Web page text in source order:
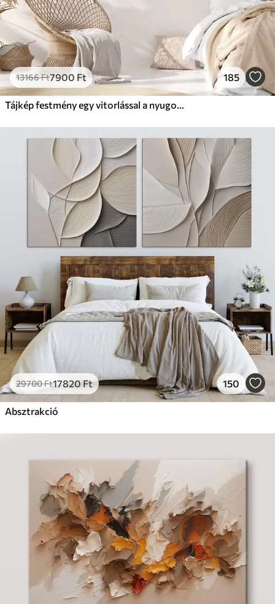
13166Ft7900 Ft 185
Tájkép festmény egy vitorlással a nyugodt tengeren, narancssárga és sárga égbolt, távoli hegyek
29700Ft17820Ft 150
Absztrakció